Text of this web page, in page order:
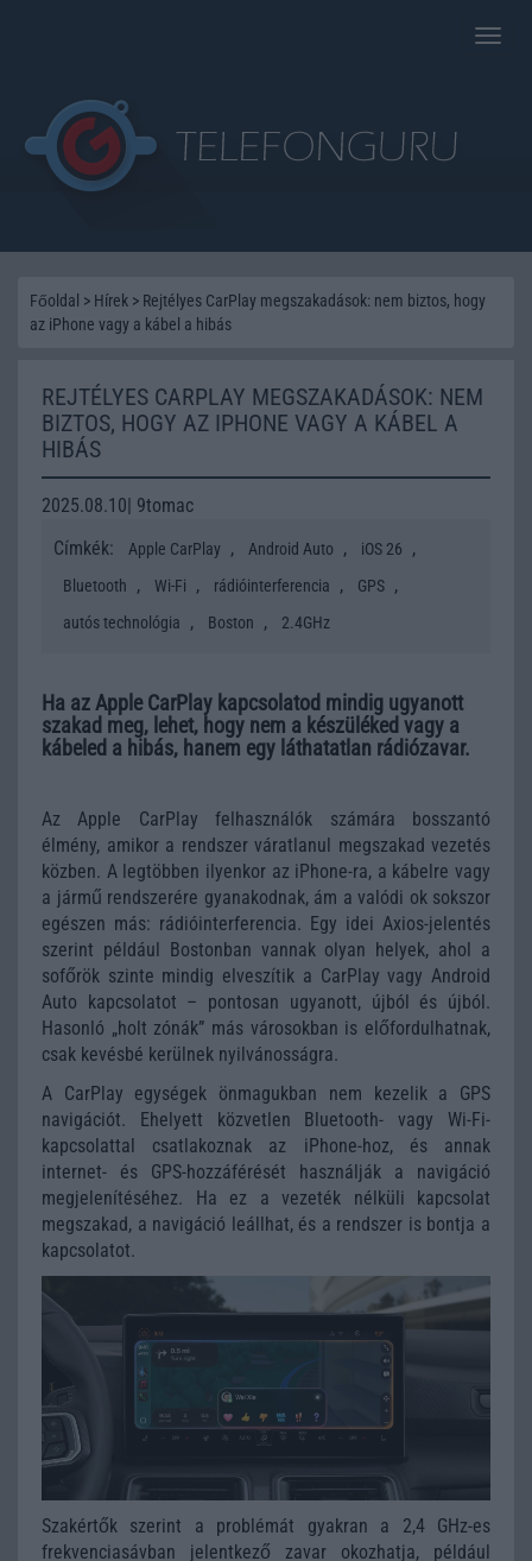
Toggle
Főoldal > Hírek > Rejtélyes CarPlay megszakadások: nem biztos, hogy
az iPhone vagy a kábel a hibás
REJTÉLYES CARPLAY MEGSZAKADÁSOK: NEM
BIZTOS, HOGY AZ IPHONE VAGY A KÁBEL A
HIBÁS
2025.08.10| 9tomac
Címkék:
Apple CarPlay , Android Auto , iOS 26 ,
Bluetooth , Wi-Fi , rádióinterferencia , GPS ,
autós technológia , Boston , 2.4GHz
Ha az Apple CarPlay kapcsolatod mindig ugyanott
szakad meg, lehet, hogy nem a készüléked vagy a
kábeled a hibás, hanem egy láthatatlan rádiózavar.
Az Apple CarPlay felhasználók számára bosszantó
élmény, amikor a rendszer váratlanul megszakad vezetés
közben. A legtöbben ilyenkor az iPhone-ra, a kábelre vagy
a jármű rendszerére gyanakodnak, ám a valódi ok sokszor
egészen más: rádióinterferencia. Egy idei Axios-jelentés
szerint például Bostonban vannak olyan helyek, ahol a
sofőrök szinte mindig elveszítik a CarPlay vagy Android
Auto kapcsolatot – pontosan ugyanott, újból és újból.
Hasonló „holt zónák” más városokban is előfordulhatnak,
csak kevésbé kerülnek nyilvánosságra.
A CarPlay egységek önmagukban nem kezelik a GPS
navigációt. Ehelyett közvetlen Bluetooth- vagy Wi-Fi-
kapcsolattal csatlakoznak az iPhone-hoz, és annak
internet- és GPS-hozzáférését használják a navigáció
megjelenítéséhez. Ha ez a vezeték nélküli kapcsolat
megszakad, a navigáció leállhat, és a rendszer is bontja a
kapcsolatot.
Szakértők szerint a problémát gyakran a 2,4 GHz-es
frekvenciasávban jelentkező zavar okozhatja, például